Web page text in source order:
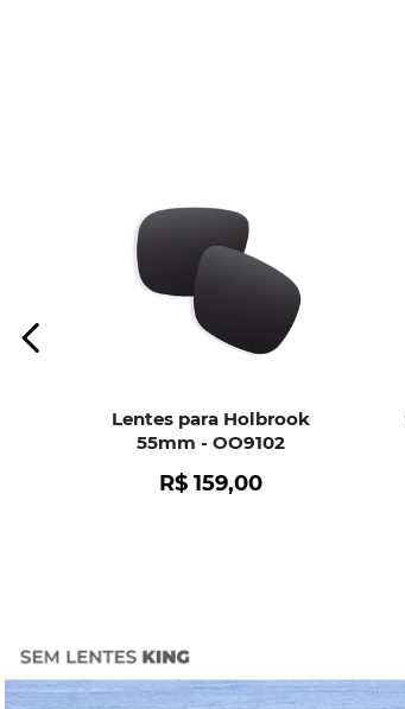
Lentes para Holbrook
55mm - OO9102
R$ 159,00